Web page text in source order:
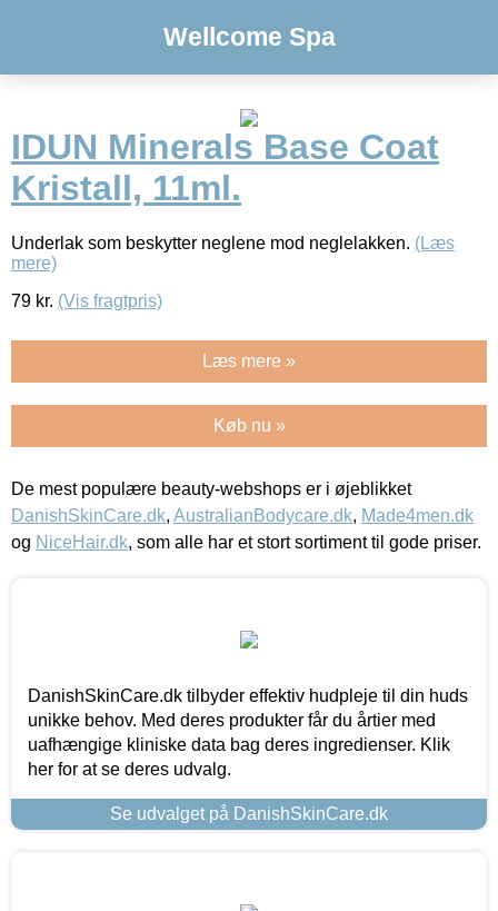
Wellcome Spa
IDUN Minerals Base Coat
Kristall, 11ml.
Underlak som beskytter neglene mod neglelakken. (Læs
mere)
79 kr. (Vis fragtpris)
Læs mere »
Køb nu »
De mest populære beauty-webshops er i øjeblikket
DanishSkinCare.dk, AustralianBodycare.dk, Made4men.dk
og NiceHair.dk, som alle har et stort sortiment til gode priser.
DanishSkinCare.dk tilbyder effektiv hudpleje til din huds
unikke behov. Med deres produkter får du årtier med
uafhængige kliniske data bag deres ingredienser. Klik
her for at se deres udvalg.
Se udvalget på DanishSkinCare.dk